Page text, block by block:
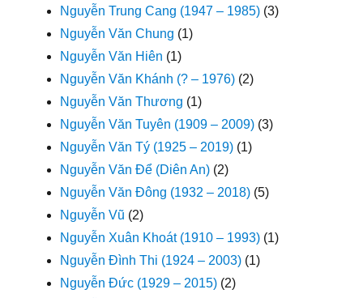
Nguyễn Trung Cang (1947 – 1985) (3)
Nguyễn Văn Chung (1)
Nguyễn Văn Hiên (1)
Nguyễn Văn Khánh (? – 1976) (2)
Nguyễn Văn Thương (1)
Nguyễn Văn Tuyên (1909 – 2009) (3)
Nguyễn Văn Tý (1925 – 2019) (1)
Nguyễn Văn Để (Diên An) (2)
Nguyễn Văn Đông (1932 – 2018) (5)
Nguyễn Vũ (2)
Nguyễn Xuân Khoát (1910 – 1993) (1)
Nguyễn Đình Thi (1924 – 2003) (1)
Nguyễn Đức (1929 – 2015) (2)